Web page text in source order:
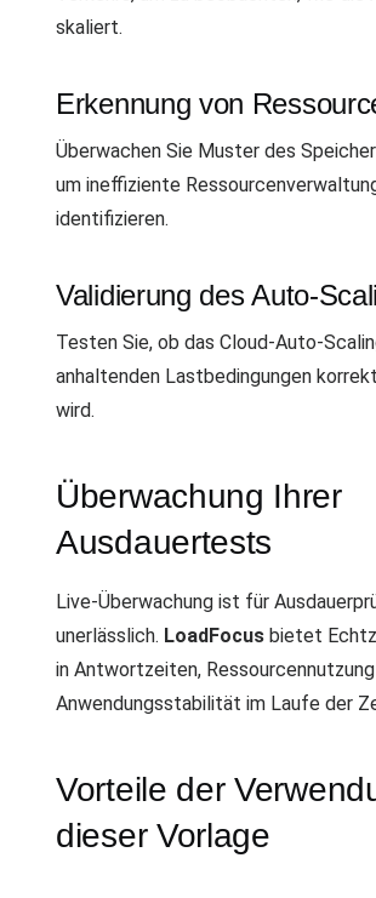
skaliert.
Erkennung von
Überwachen Sie Muster des
um ineffiziente
identifizieren.
Validierung des Auto-
Testen Sie, ob das Cloud-Auto-
anhaltenden Lastbedingungen
wird.
Überwachung Ihrer
Ausdauertests
Live-Überwachung ist für
unerlässlich. LoadFocus bietet
in Antwortzeiten,
Anwendungsstabilität im Laufe der
Vorteile der
dieser Vorlage